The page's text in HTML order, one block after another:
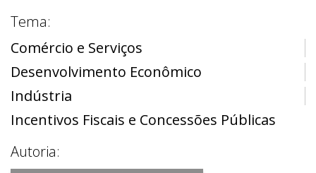
Tema:
Comércio e Serviços
Desenvolvimento Econômico
Indústria
Incentivos Fiscais e Concessões Públicas
Autoria: